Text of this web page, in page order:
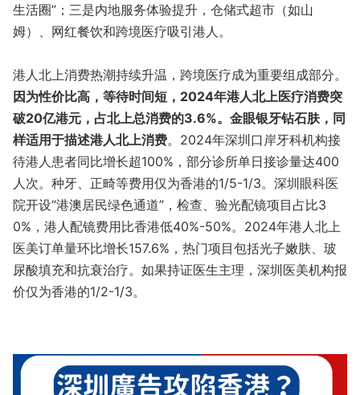
生活圈”；三是内地服务体验提升，仓储式超市（如山
姆）、网红餐饮和跨境医疗吸引港人。
港人北上消费热潮持续升温，跨境医疗成为重要组成部分。
因为性价比高，等待时间短，2024年港人北上医疗消费突
破20亿港元，占北上总消费的3.6%。金眼银牙钻石肤，同
样适用于描述港人北上消费。2024年深圳口岸牙科机构接
待港人患者同比增长超100%，部分诊所单日接诊量达400
人次。种牙、正畸等费用仅为香港的1/5-1/3。深圳眼科医
院开设“港澳居民绿色通道”，检查、验光配镜项目占比3
0%，港人配镜费用比香港低40%-50%。2024年港人北上
医美订单量环比增长157.6%，热门项目包括光子嫩肤、玻
尿酸填充和抗衰治疗。如果持证医生主理，深圳医美机构报
价仅为香港的1/2-1/3。